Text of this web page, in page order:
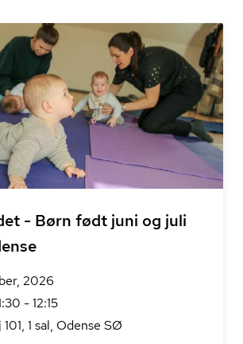
- Børn født juni og juli
2026
- 12:15
1 sal, Odense SØ